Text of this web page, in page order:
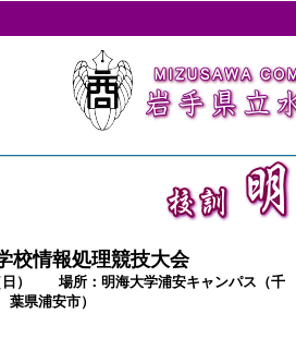
校情報処理競技大会
日） 場所：明海大学浦安キャンパス（千
葉県浦安市）